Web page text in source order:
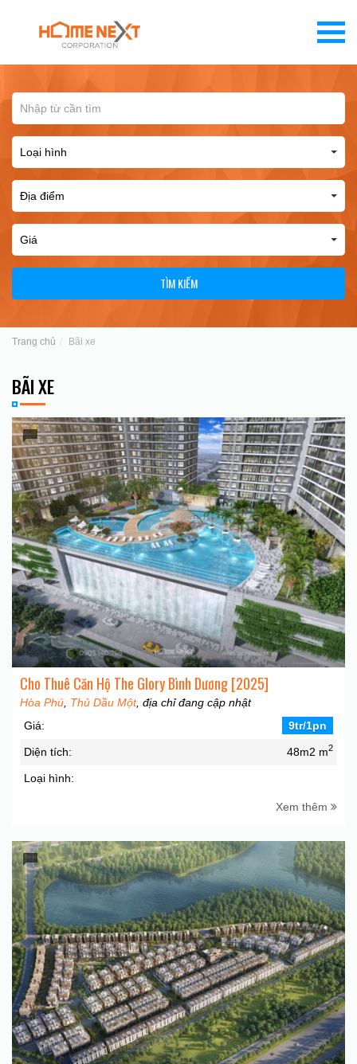
TÌM KIẾM
Trang chủ Bãi xe
BÃI XE
Cho Thuê Căn Hộ The Glory Bình Dương [2025]
Hòa Phú Thủ Dầu Một, địa chỉ đang cập nhật
Giá:
9tr/1pn
Diện tích: 48m2 m2
Loại hình:
Xem thêm